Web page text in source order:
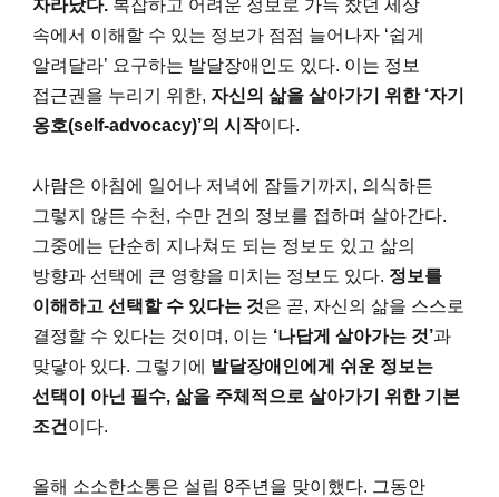
자라났다. 복잡하고 어려운 정보로 가득 찼던 세상
속에서 이해할 수 있는 정보가 점점 늘어나자 ‘쉽게
알려달라’ 요구하는 발달장애인도 있다. 이는 정보
접근권을 누리기 위한, 자신의 삶을 살아가기 위한 ‘자기
옹호(self-advocacy)’의 시작이다.
사람은 아침에 일어나 저녁에 잠들기까지, 의식하든
그렇지 않든 수천, 수만 건의 정보를 접하며 살아간다.
그중에는 단순히 지나쳐도 되는 정보도 있고 삶의
방향과 선택에 큰 영향을 미치는 정보도 있다. 정보를
이해하고 선택할 수 있다는 것은 곧, 자신의 삶을 스스로
결정할 수 있다는 것이며, 이는 ‘나답게 살아가는 것’과
맞닿아 있다. 그렇기에 발달장애인에게 쉬운 정보는
선택이 아닌 필수, 삶을 주체적으로 살아가기 위한 기본
조건 이다.
올해 소소한소통은 설립 8주년을 맞이했다. 그동안